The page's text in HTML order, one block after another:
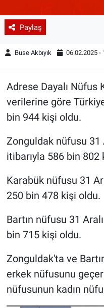
Paylaş
Buse Akbıyık 06.02.2025 -
Adrese Dayalı Nüfus
verilerine göre
bin 944 kişi oldu.
Zonguldak nüfusu 31
itibarıyla 586 bin 802
Karabük nüfusu 31
250 bin 478 kişi oldu.
Bartın nüfusu 31
bin 715 kişi oldu.
Zonguldak'ta ve
erkek nüfusunu
nüfusunun kadın